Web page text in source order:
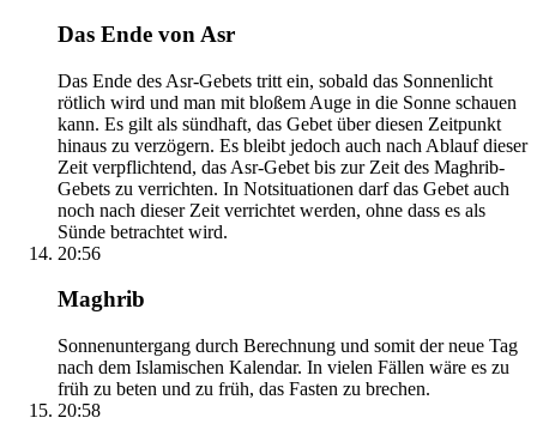
Das Ende von Asr
Das Ende des Asr-Gebets tritt ein, sobald das Sonnenlicht
rötlich wird und man mit bloßem Auge in die Sonne schauen
kann. Es gilt als sündhaft, das Gebet über diesen Zeitpunkt
hinaus zu verzögern. Es bleibt jedoch auch nach Ablauf dieser
Zeit verpflichtend, das Asr-Gebet bis zur Zeit des Maghrib-
Gebets zu verrichten. In Notsituationen darf das Gebet auch
noch nach dieser Zeit verrichtet werden, ohne dass es als
Sünde betrachtet wird.
20:56
Maghrib
Sonnenuntergang durch Berechnung und somit der neue Tag
nach dem Islamischen Kalendar. In vielen Fällen wäre es zu
früh zu beten und zu früh, das Fasten zu brechen.
20:58